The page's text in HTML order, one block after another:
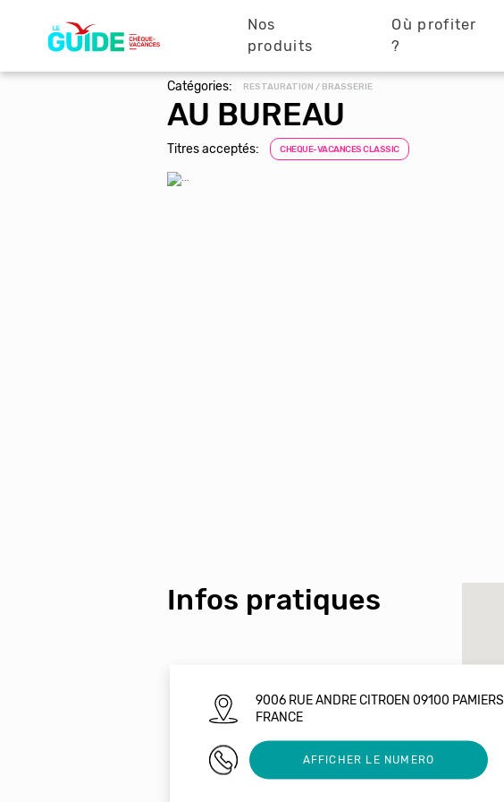
principale
Nos
produits
Où profiter
?
Catégories: RESTAURATION / BRASSERIE
AU BUREAU
Titres acceptés: CHEQUE-VACANCES CLASSIC
Infos pratiques
9006 RUE ANDRE CITROEN 09100 PAMIERS
FRANCE
0601768122AFFICHER LE NUMERO